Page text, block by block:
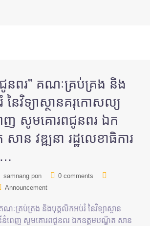
នពរ” គណៈគ្រប់គ្រង និង
ៃវិទ្យាស្ថានគរុកោសល្យ
េញ សូមគោរពជូនពរ ឯក
ាន វឌ្ឍនា រដ្ឋលេខាធិការ
samnang pon
0 comments
Announcement
ៈគ្រប់គ្រង និងបុគ្គលិកអប់រំ នៃវិទ្យាស្ថាន
នំពេញ សូមគោរពជូនពរ ឯកឧត្តមបណ្ឌិត សាន